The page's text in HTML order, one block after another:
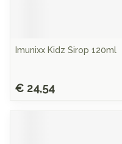
Imunixx Kidz Sirop 120ml
€ 24,54